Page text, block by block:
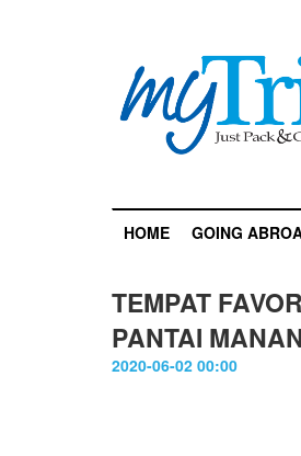
HOME GOING
TEMPAT
PANTAI
2020-06-02 00:00